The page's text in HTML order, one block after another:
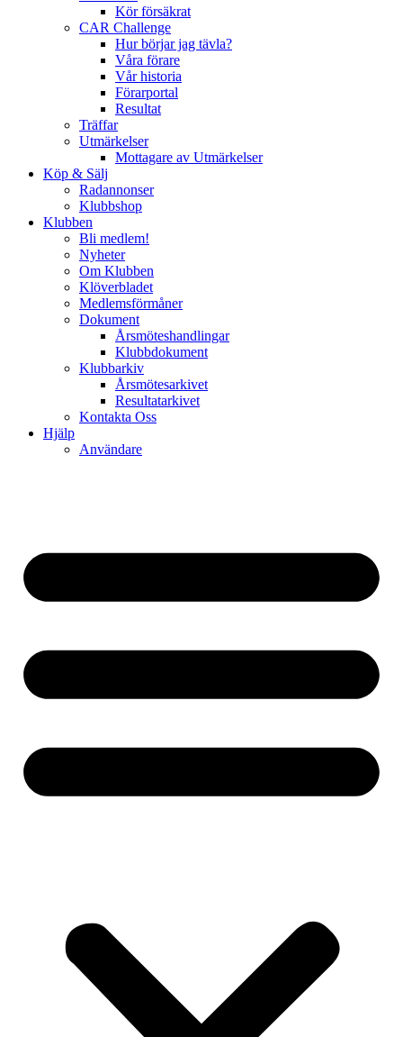
Kör försäkrat
CAR Challenge
Hur börjar jag tävla?
Våra förare
Vår historia
Förarportal
Resultat
Träffar
Utmärkelser
Mottagare av Utmärkelser
Köp & Sälj
Radannonser
Klubbshop
Klubben
Bli medlem!
Nyheter
Om Klubben
Klöverbladet
Medlemsförmåner
Dokument
Årsmöteshandlingar
Klubbdokument
Klubbarkiv
Årsmötesarkivet
Resultatarkivet
Kontakta Oss
Hjälp
Användare